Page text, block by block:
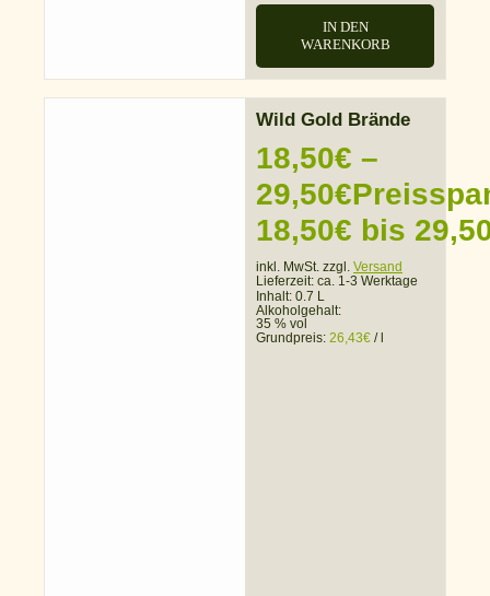
IN DEN
WARENKORB
Wild Gold Brände
18,50€ –
29,50€
18,50€ bis
inkl. MwSt. zzgl. Versand
Lieferzeit: ca. 1-3 Werktage
Inhalt: 0.7 L
Alkoholgehalt:
35 % vol
Grundpreis: 26,43€ /